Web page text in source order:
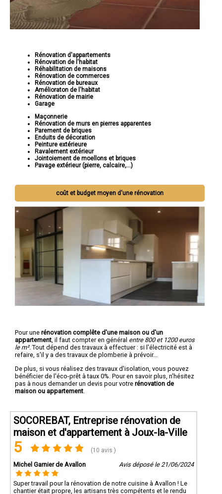
Rénovation d'appartements
Rénovation de l'habitat
Réhabilitation de maisons
Rénovation de commerces
Rénovation de bureaux
Amélioraton de l'habitat
Rénovation de mairie
Garage
Maçonnerie
Rénovation de murs en pierres apparentes
Parement de briques
Enduits de décoration
Peinture extérieure
Ravalement extérieur
Jointoiement de moellons et briques
Pavage extérieur (pierre, calcaire,...)
coût et budget moyen d'une rénovation
Pour une rénovation complête d'une maison ou d'un
appartement , il faut compter en général entre 800 et 1200 euros
le m². Tout dépend des travaux à effectuer : si l'électricité est à
refaire, s'il y a des travaux de plomberie à prévoir...
De plus, si vous réalisez des travaux d'isolation, vous pouvez
bénéficier de l'éco-prêt à taux 0%. Pour en savoir plus, n'hésitez
pas à nous demander un devis pour votre rénovation de
maison ou appartement
SOCOREBAT, Entreprise rénovation de
maison et d'appartement à Joux-la-Ville
5 (10 avis )
Michel Garnier de Avallon Avis déposé le 21/06/2024
Super travail pour la rénovation de notre cuisine à Avallon ! Le
chantier était propre, les artisans très compétents et le rendu